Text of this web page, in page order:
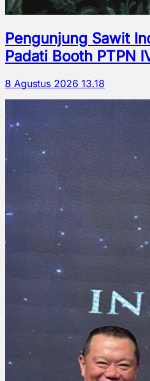
Pengunjung Sawit
Padati Booth PTPN
8 Agustus 2026 13.18